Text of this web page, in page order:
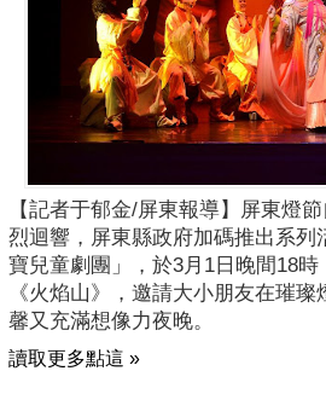
【記者于郁金/屏東報導】屏東燈
烈迴響，屏東縣政府加碼推出系
寶兒童劇團」，於3月1日晚間18
《火焰山》，邀請大小朋友在璀
馨又充滿想像力夜晚。
讀取更多點這 »